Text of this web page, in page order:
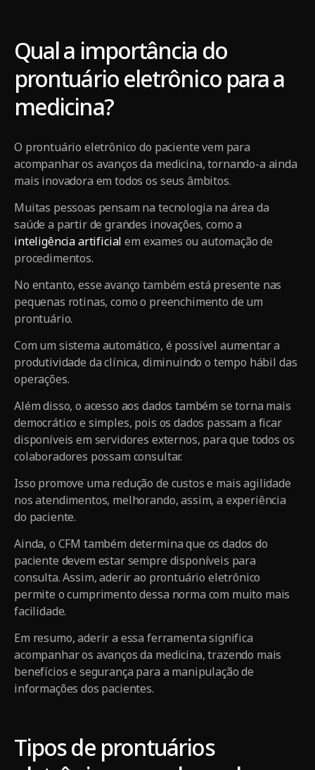
Qual a importância do
prontuário eletrônico para a
medicina?
O prontuário eletrônico do paciente vem para
acompanhar os avanços da medicina, tornando-a ainda
mais inovadora em todos os seus âmbitos.
Muitas pessoas pensam na tecnologia na área da
saúde a partir de grandes inovações, como a
inteligência artificial em exames ou automação de
procedimentos.
No entanto, esse avanço também está presente nas
pequenas rotinas, como o preenchimento de um
prontuário.
Com um sistema automático, é possível aumentar a
produtividade da clínica, diminuindo o tempo hábil das
operações.
Além disso, o acesso aos dados também se torna mais
democrático e simples, pois os dados passam a ficar
disponíveis em servidores externos, para que todos os
colaboradores possam consultar.
Isso promove uma redução de custos e mais agilidade
nos atendimentos, melhorando, assim, a experiência
do paciente.
Ainda, o CFM também determina que os dados do
paciente devem estar sempre disponíveis para
consulta. Assim, aderir ao prontuário eletrônico
permite o cumprimento dessa norma com muito mais
facilidade.
Em resumo, aderir a essa ferramenta significa
acompanhar os avanços da medicina, trazendo mais
benefícios e segurança para a manipulação de
informações dos pacientes.
Tipos de prontuários